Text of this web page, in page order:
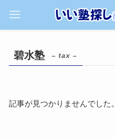
碧水塾 – tax –
記事が見つかりませんでした。